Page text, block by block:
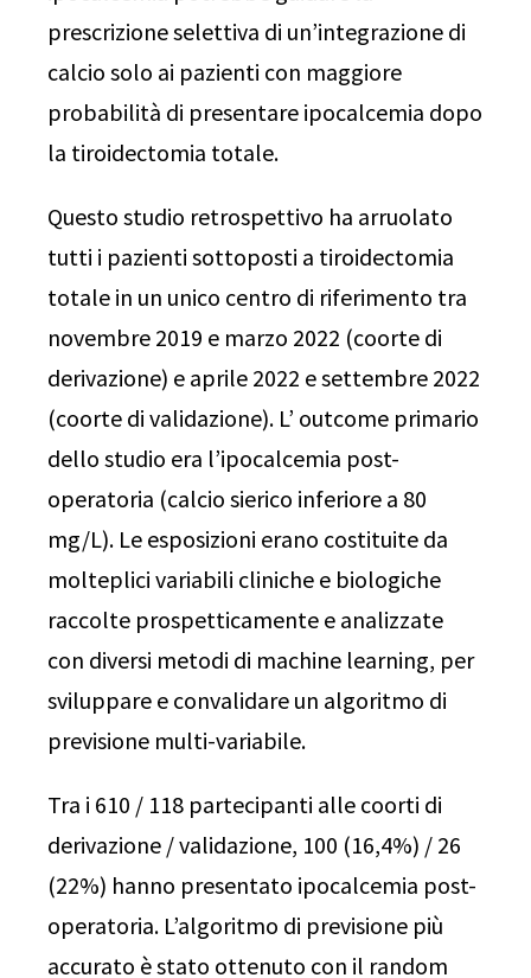
prescrizione selettiva di un’integrazione di
calcio solo ai pazienti con maggiore
probabilità di presentare ipocalcemia dopo
la tiroidectomia totale.
Questo studio retrospettivo ha arruolato
tutti i pazienti sottoposti a tiroidectomia
totale in un unico centro di riferimento tra
novembre 2019 e marzo 2022 (coorte di
derivazione) e aprile 2022 e settembre 2022
(coorte di validazione). L’ outcome primario
dello studio era l’ipocalcemia post-
operatoria (calcio sierico inferiore a 80
mg/L). Le esposizioni erano costituite da
molteplici variabili cliniche e biologiche
raccolte prospetticamente e analizzate
con diversi metodi di machine learning, per
sviluppare e convalidare un algoritmo di
previsione multi-variabile.
Tra i 610 / 118 partecipanti alle coorti di
derivazione / validazione, 100 (16,4%) / 26
(22%) hanno presentato ipocalcemia post-
operatoria. L’algoritmo di previsione più
accurato è stato ottenuto con il random